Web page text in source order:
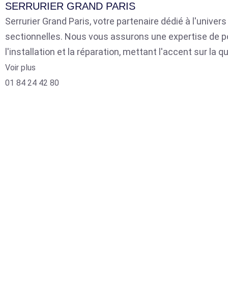
SERRURIER GRAND PARIS
Serrurier Grand Paris, votre partenaire dédié à
sectionnelles. Nous vous assurons une expertise de
l'installation et la réparation, mettant l'accent sur la
Voir plus
01 84 24 42 80